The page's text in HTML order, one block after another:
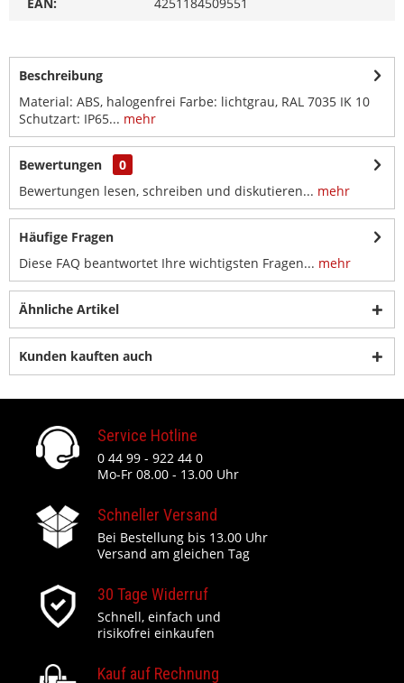
Beschreibung
Material: ABS, halogenfrei Farbe: lichtgrau, RAL 7035 IK 10
Schutzart: IP65... mehr
Bewertungen
0
Bewertungen lesen, schreiben und diskutieren... mehr
Häufige Fragen
Diese FAQ beantwortet Ihre wichtigsten Fragen... mehr
Ähnliche Artikel
Kunden kauften auch
Service Hotline
0 44 99 - 922 44 0
Mo-Fr 08.00 - 13.00 Uhr
Schneller Versand
Bei Bestellung bis 13.00 Uhr
Versand am gleichen Tag
30 Tage Widerruf
Schnell, einfach und
risikofrei einkaufen
Kauf auf Rechnung